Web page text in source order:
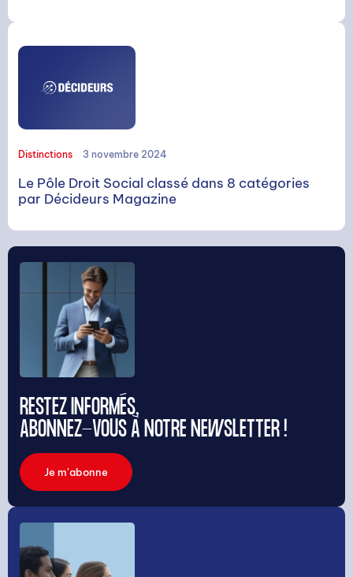
Distinctions 3 novembre 2024
Le Pôle Droit Social classé dans 8 catégories
par Décideurs Magazine
RESTEZ INFORMÉS,
ABONNEZ-VOUS À NOTRE NEWSLETTER !
Je m'abonne